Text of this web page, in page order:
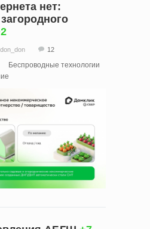
нет:
don_don 12
Беспроводные технологии